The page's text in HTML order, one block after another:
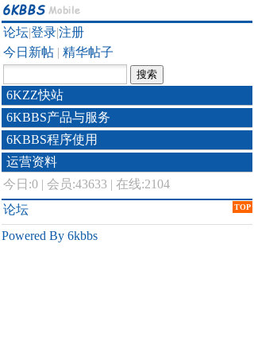
论坛|登录|注册
今日新帖 | 精华帖子
6KZZ快站
6KBBS产品与服务
6KBBS程序使用
运营资料
今日:0 | 会员:43633 | 在线:2104
TOP
论坛
Powered By 6kbbs